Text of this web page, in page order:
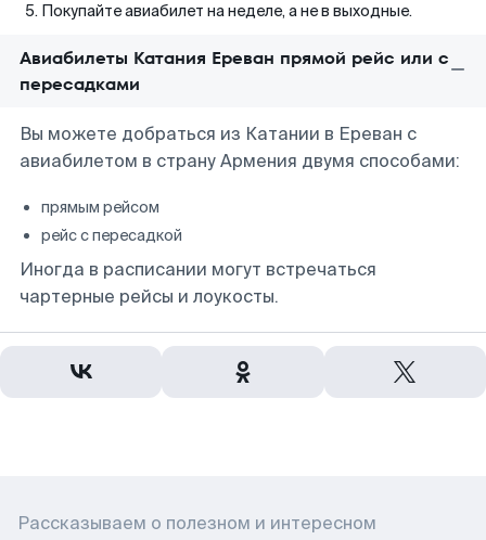
Покупайте авиабилет на неделе, а не в выходные.
Авиабилеты Катания Ереван прямой рейс или с
пересадками
Вы можете добраться из Катании в Ереван с
авиабилетом в страну Армения двумя способами:
прямым рейсом
рейс с пересадкой
Иногда в расписании могут встречаться
чартерные рейсы и лоукосты.
Рассказываем о полезном и интересном